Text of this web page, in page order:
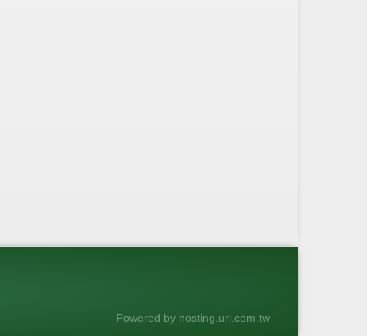
Powered by hosting.url.com.tw